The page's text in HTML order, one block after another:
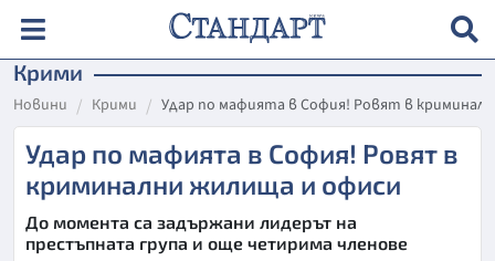
Крими
Новини Крими Удар по мафията в София! Ровят в
Удар по мафията в София! Ровят в
криминални жилища и офиси
До момента са задържани лидерът на
престъпната група и още четирима членове